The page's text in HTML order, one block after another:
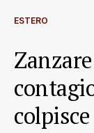
ESTERO